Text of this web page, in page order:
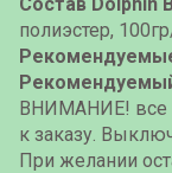
полиэстер,
ВНИМАНИЕ! все
к заказу.
При желании